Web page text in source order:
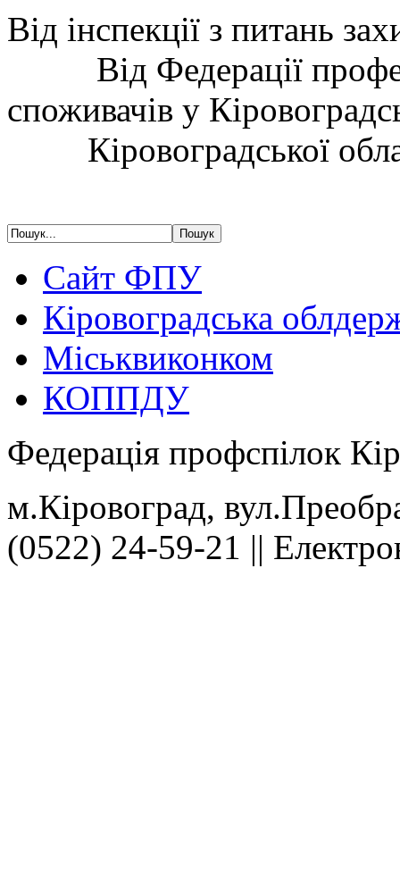
Від інспекції з
Від Федерації
споживачів у
Кіровоградської
Сайт ФПУ
Кіровоградська
Міськвиконком
КОППДУ
Федерація профспілок
м.Кіровоград,
(0522) 24-59-21 ||